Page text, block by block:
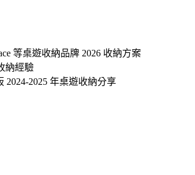
等桌遊收納品牌 2026 收納方案
納經驗
2024-2025 年桌遊收納分享